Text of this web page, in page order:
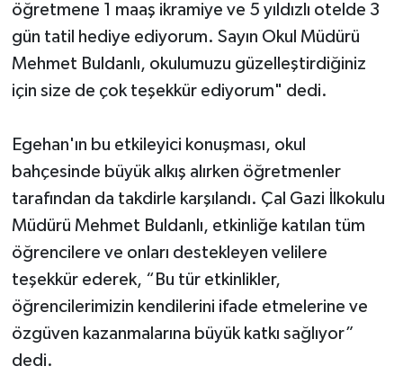
öğretmene 1 maaş ikramiye ve 5 yıldızlı otelde 3
gün tatil hediye ediyorum. Sayın Okul Müdürü
Mehmet Buldanlı, okulumuzu güzelleştirdiğiniz
için size de çok teşekkür ediyorum" dedi.
Egehan'ın bu etkileyici konuşması, okul
bahçesinde büyük alkış alırken öğretmenler
tarafından da takdirle karşılandı. Çal Gazi İlkokulu
Müdürü Mehmet Buldanlı, etkinliğe katılan tüm
öğrencilere ve onları destekleyen velilere
teşekkür ederek, “Bu tür etkinlikler,
öğrencilerimizin kendilerini ifade etmelerine ve
özgüven kazanmalarına büyük katkı sağlıyor”
dedi.